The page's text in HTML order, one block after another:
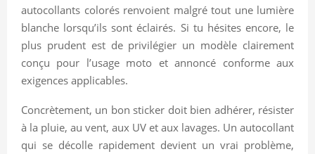
autocollants colorés renvoient malgré tout une lumière
blanche lorsqu’ils sont éclairés. Si tu hésites encore, le
plus prudent est de privilégier un modèle clairement
conçu pour l’usage moto et annoncé conforme aux
exigences applicables.
Concrètement, un bon sticker doit bien adhérer, résister
à la pluie, au vent, aux UV et aux lavages. Un autocollant
qui se décolle rapidement devient un vrai problème,